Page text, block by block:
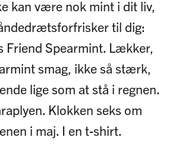
kan være nok mint i dit liv,
til dig:
Friend Spearmint. Lækker,
smag, ikke så stærk,
lige som at stå i regnen.
Klokken seks om
i maj. I en t-shirt.